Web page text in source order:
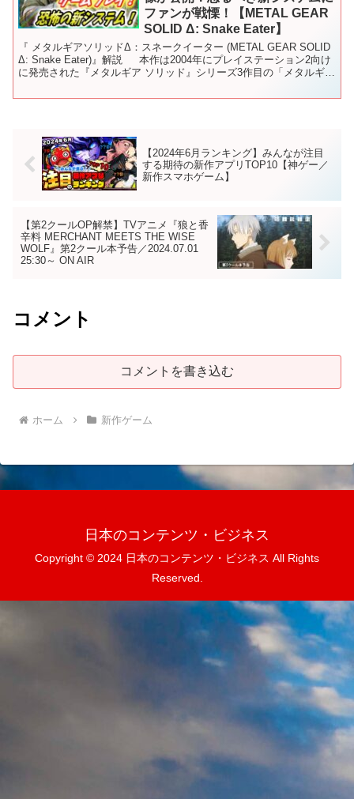
ファンが戦慄！【METAL GEAR
SOLID Δ: Snake Eater】
『 メタルギアソリッドΔ：スネークイーター (METAL GEAR SOLID
Δ: Snake Eater)』解説 本作は2004年にプレイステーション2向け
に発売された『メタルギア ソリッド』シリーズ3作目の「メタルギア
【2024年6月ランキング】みんなが注目
する期待の新作アプリTOP10【神ゲー／
新作スマホゲーム】
【第2クールOP解禁】TVアニメ『狼と香
辛料 MERCHANT MEETS THE WISE
WOLF』第2クール本予告／2024.07.01
25:30～ ON AIR
コメント
コメントを書き込む
ホーム 新作ゲーム
日本のコンテンツ・ビジネス
Copyright © 2024 日本のコンテンツ・ビジネス All Rights
Reserved.